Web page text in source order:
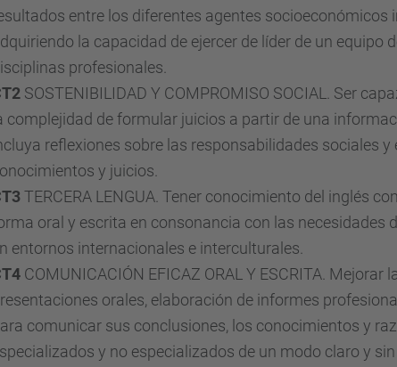
entre los diferentes agentes socioeconómicos
la capacidad de ejercer de líder de un
profesionales.
SOSTENIBILIDAD Y COMPROMISO SOCIAL. Ser
complejidad de formular juicios a partir de una
reflexiones sobre las responsabilidades sociales
y juicios.
TERCERA LENGUA. Tener conocimiento del inglés
oral y escrita en consonancia con las necesidades
entornos internacionales e interculturales.
COMUNICACIÓN EFICAZ ORAL Y ESCRITA.
orales, elaboración de informes
comunicar sus conclusiones, los conocimientos y
y no especializados de un modo claro y